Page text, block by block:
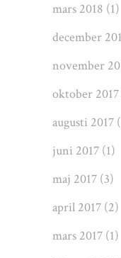
mars 2018 (1)
december
november
oktober 2017
augusti 2017
juni 2017 (1)
maj 2017 (3)
april 2017 (2)
mars 2017 (1)